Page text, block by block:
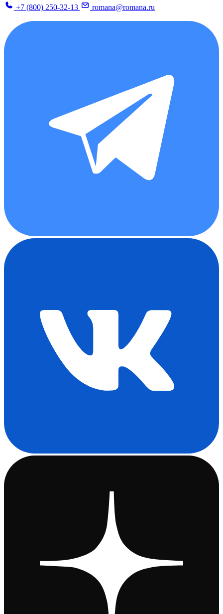
+7 (800) 250-32-13
romana@romana.ru